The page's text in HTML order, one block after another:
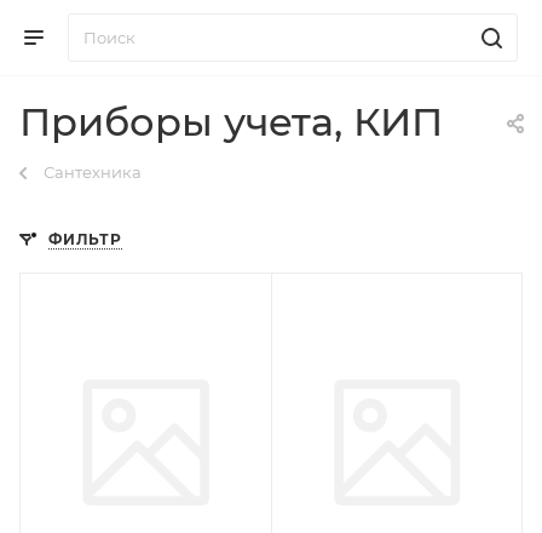
Приборы учета, КИП
Сантехника
ФИЛЬТР